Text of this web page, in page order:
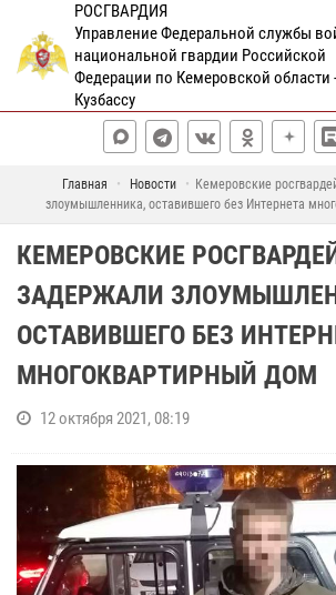
РОСГВАРДИЯ
Управление Федеральной службы
национальной гвардии Российской
Федерации по Кемеровской области
Кузбассу
Главная Новости
Кемеровские
злоумышленника, оставившего без Интернета
КЕМЕРОВСКИЕ
ЗАДЕРЖАЛИ
ОСТАВИВШЕГО БЕЗ
МНОГОКВАРТИРНЫЙ ДОМ
12 октября 2021, 08:19